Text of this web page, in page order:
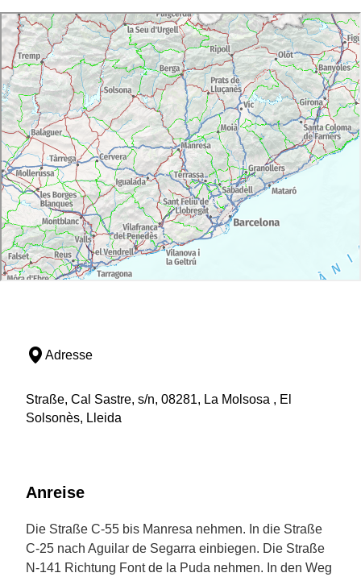
Adresse
Straße, Cal Sastre, s/n, 08281, La Molsosa , El
Solsonès, Lleida
Anreise
Die Straße C-55 bis Manresa nehmen. In die Straße
C-25 nach Aguilar de Segarra einbiegen. Die Straße
N-141 Richtung Font de la Puda nehmen. In den Weg